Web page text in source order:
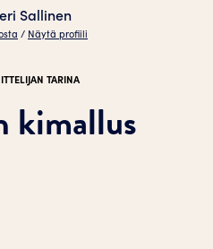
Sallinen
/ Näytä profiili
TARINA
kimallus